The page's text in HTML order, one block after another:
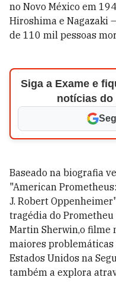
no Novo México em
Hiroshima e Nagazaki
de 110 mil pessoas
Siga a Exame e
notícias do
Baseado na biografia
"American
J. Robert
tragédia do
Martin Sherwin,o filme
maiores
Estados Unidos na
também a explora